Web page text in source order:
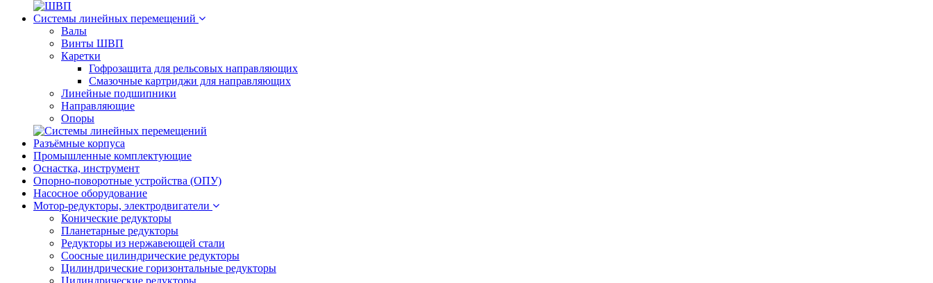
Системы линейных перемещений
Валы
Винты ШВП
Каретки
Гофрозащита для рельсовых направляющих
Смазочные картриджи для направляющих
Линейные подшипники
Направляющие
Опоры
Разъёмные корпуса
Промышленные комплектующие
Оснастка, инструмент
Опорно-поворотные устройства (ОПУ)
Насосное оборудование
Мотор-редукторы, электродвигатели
Конические редукторы
Планетарные редукторы
Редукторы из нержавеющей стали
Соосные цилиндрические редукторы
Цилиндрические горизонтальные редукторы
Цилиндрические редукторы